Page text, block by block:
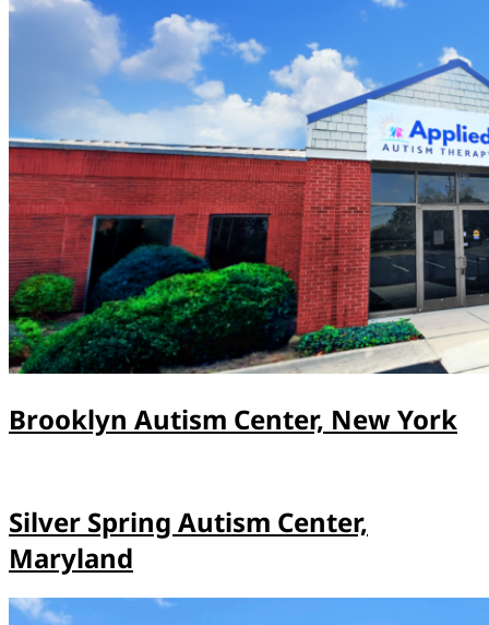
Brooklyn Autism Center, New York
Silver Spring Autism Center,
Maryland